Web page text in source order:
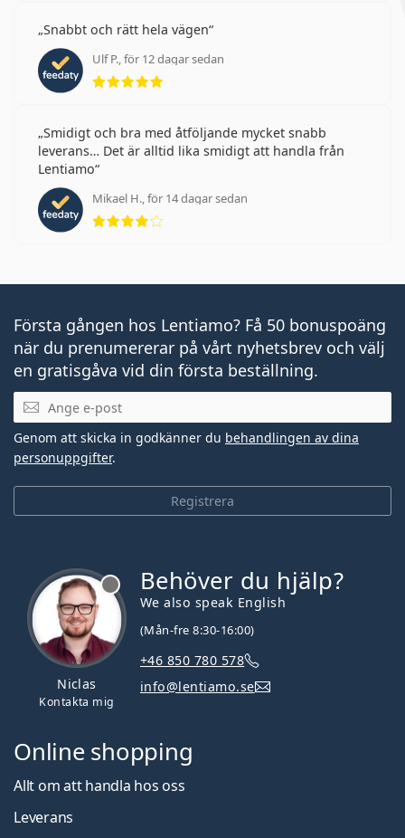
Snabbt och rätt hela vägen
Ulf P., för 12 dagar sedan
Betyg 5 av 5
Smidigt och bra med åtföljande mycket snabb
leverans… Det är alltid lika smidigt att handla från
Lentiamo
Mikael H., för 14 dagar sedan
Betyg 4 av 5
Första gången hos Lentiamo? Få 50 bonuspoäng
när du prenumererar på vårt nyhetsbrev och välj
en gratisgåva vid din första beställning.
Mejladress
Registrera
Genom att skicka in godkänner du behandlingen av dina
personuppgifter.
Niclas
Kontakta mig
Behöver du hjälp?
We also speak English
(Mån-fre 8:30-16:00)
+46 850 780 578
info@lentiamo.se
Online shopping
Allt om att handla hos oss
Leverans